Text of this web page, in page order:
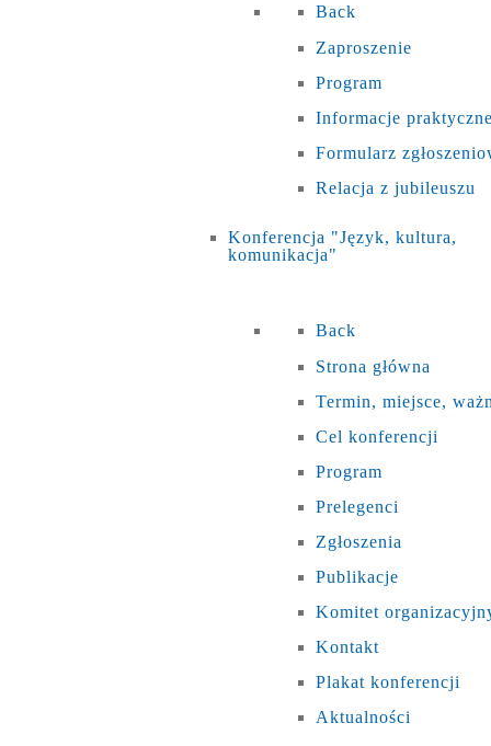
Back
Zaproszenie
Program
Informacje
Formularz
Relacja z jubileuszu
Konferencja "Język, kultura,
komunikacja"
Back
Strona główna
Termin, miejsce,
Cel konferencji
Program
Prelegenci
Zgłoszenia
Publikacje
Komitet
Kontakt
Plakat konferencji
Aktualności